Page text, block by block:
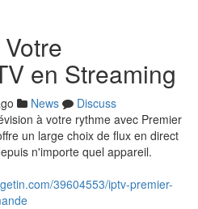
en Streaming
News
Discuss
à votre rythme avec Premier
un large choix de flux en direct
n'importe quel appareil.
39604553/iptv-premier-